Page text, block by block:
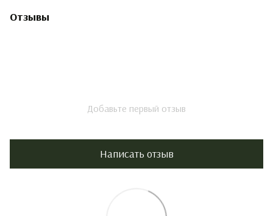
Отзывы
Добавьте первый отзыв
Написать отзыв